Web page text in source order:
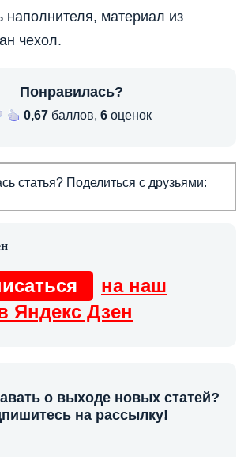
наполнителя, материал из
чехол.
Понравилась?
0,67 баллов, 6 оценок
статья? Поделиться с друзьями:
на наш
Яндекс Дзен
о выходе новых статей?
на рассылку!